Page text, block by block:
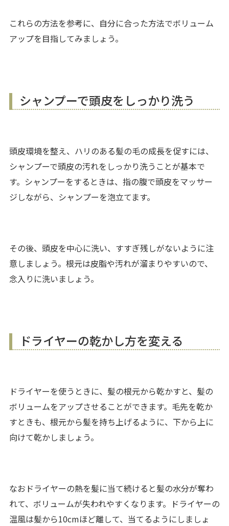
これらの方法を参考に、自分に合った方法でボリューム
アップを目指してみましょう。
シャンプーで頭皮をしっかり洗う
頭皮環境を整え、ハリのある髪の毛の成長を促すには、
シャンプーで頭皮の汚れをしっかり洗うことが基本で
す。シャンプーをするときは、指の腹で頭皮をマッサー
ジしながら、シャンプーを泡立てます。
その後、頭皮を中心に洗い、すすぎ残しがないように注
意しましょう。根元は皮脂や汚れが溜まりやすいので、
念入りに洗いましょう。
ドライヤーの乾かし方を変える
ドライヤーを使うときに、髪の根元から乾かすと、髪の
ボリュームをアップさせることができます。毛先を乾か
すときも、根元から髪を持ち上げるように、下から上に
向けて乾かしましょう。
なおドライヤーの熱を髪に当て続けると髪の水分が奪わ
れて、ボリュームが失われやすくなります。ドライヤーの
温風は髪から10cmほど離して、当てるようにしましょ